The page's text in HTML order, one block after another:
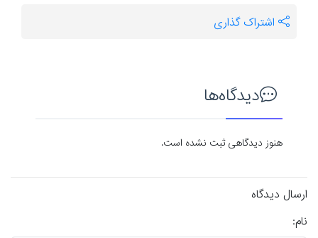
اشتراک گذاری
دیدگاه‌ها
هنوز دیدگاهی ثبت نشده است.
ارسال دیدگاه
نام: